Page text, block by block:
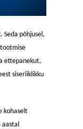
põhjusel,
ettepanekut,
siseriiklikku
kohaselt
aastal